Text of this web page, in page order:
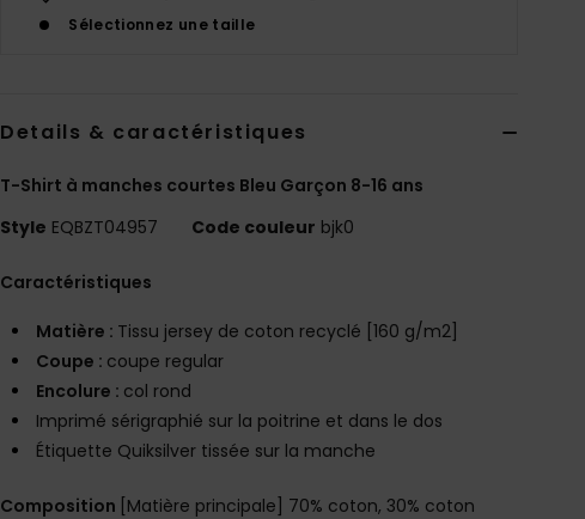
Sélectionnez une taille
Details & caractéristiques
T-Shirt à manches courtes Bleu Garçon 8-16 ans
Style EQBZT04957 Code couleur bjk0
Caractéristiques
Matière : Tissu jersey de coton recyclé [160 g/m2]
Coupe : coupe regular
Encolure : col rond
Imprimé sérigraphié sur la poitrine et dans le dos
Étiquette Quiksilver tissée sur la manche
Composition [Matière principale] 70% coton, 30% coton